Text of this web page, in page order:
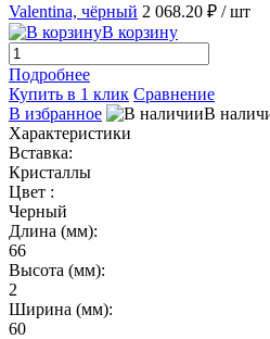
Valentina, чёрный 2 068.20 ₽ / шт
В корзину
Подробнее
Купить в 1 клик Сравнение
В избранное
В
Характеристики
Вставка:
Кристаллы
Цвет :
Черный
Длина (мм):
66
Высота (мм):
2
Ширина (мм):
60